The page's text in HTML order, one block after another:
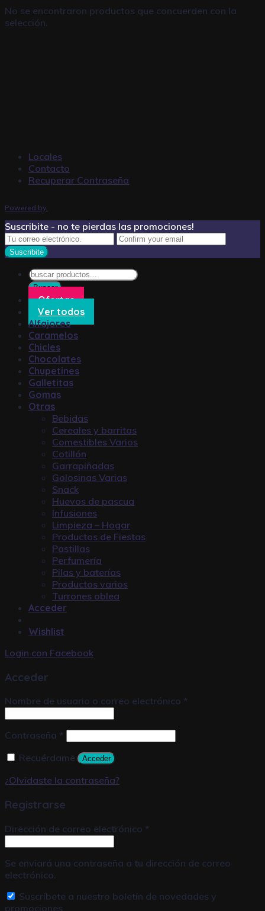
No se encontraron productos que concuerden con la
selección.
Locales
Contacto
Recuperar Contraseña
Powered by
Suscribite - no te pierdas las promociones!
Búsqueda
de
productos
Buscar
Ofertas
Ver todos
Alfajores
Caramelos
Chicles
Chocolates
Chupetines
Galletitas
Gomas
Otras
Bebidas
Cereales y barritas
Comestibles Varios
Cotillón
Garrapiñadas
Golosinas Varias
Snack
Huevos de pascua
Infusiones
Limpieza – Hogar
Productos de Fiestas
Pastillas
Perfumería
Pilas y baterías
Productos varios
Turrones oblea
Acceder
Wishlist
Login con Facebook
Acceder
Nombre de usuario o correo electrónico *
Contraseña *
Recuérdame
Acceder
¿Olvidaste la contraseña?
Registrarse
Dirección de correo electrónico *
Se enviará una contraseña a tu dirección de correo
electrónico.
Suscríbete a nuestro boletín de novedades y
promociones